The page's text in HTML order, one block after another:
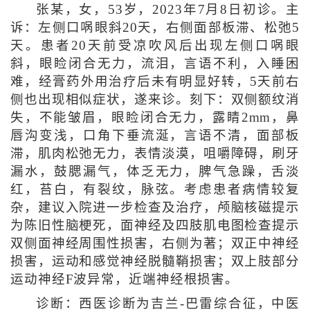
张某，女，53岁，2023年7月8日初诊。主
诉：左侧口㖞眼斜20天，右侧面部板滞、松弛5
天。患者20天前受凉吹风后出现左侧口㖞眼
斜，眼睑闭合无力，流泪，言语不利，入睡困
难，经膏药外用治疗后未有明显好转，5天前右
侧也出现相似症状，遂来诊。刻下：双侧额纹消
失，不能皱眉，眼睑闭合无力，露睛2mm，鼻
唇沟变浅，口角下垂流涎，言语不清，面部板
滞，肌肉松弛无力，表情淡漠，咀嚼障碍，刷牙
漏水，鼓腮漏气，体乏无力，脾气急躁，舌淡
红，苔白，有裂纹，脉弦。考虑患者病情较复
杂，建议入院进一步检查及治疗，颅脑核磁提示
为陈旧性脑梗死，面神经及四肢肌电图检查提示
双侧面神经周围性损害，右侧为著；双正中神经
损害，运动和感觉神经脱髓鞘损害；双上肢部分
运动神经F波异常，近端神经根损害。
诊断：西医诊断为吉兰-巴雷综合征，中医